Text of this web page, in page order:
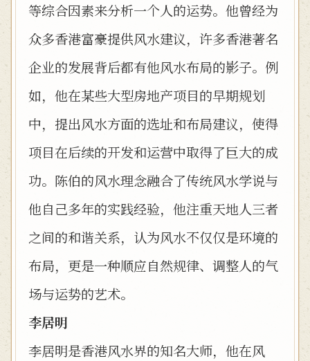
等综合因素来分析一个人的运势。他曾经为
众多香港富豪提供风水建议，许多香港著名
企业的发展背后都有他风水布局的影子。例
如，他在某些大型房地产项目的早期规划
中，提出风水方面的选址和布局建议，使得
项目在后续的开发和运营中取得了巨大的成
功。陈伯的风水理念融合了传统风水学说与
他自己多年的实践经验，他注重天地人三者
之间的和谐关系，认为风水不仅仅是环境的
布局，更是一种顺应自然规律、调整人的气
场与运势的艺术。
李居明
李居明是香港风水界的知名大师，他在风